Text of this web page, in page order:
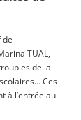
de
TUAL,
de la
Ces
à l’entrée au